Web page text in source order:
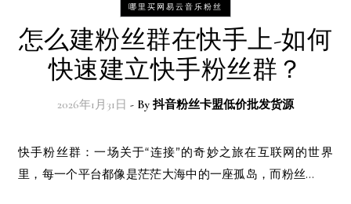
哪里买网易云音乐粉丝
怎么建粉丝群在快手上-如何
快速建立快手粉丝群？
2026年1月31日 - By 抖音粉丝卡盟低价批发货源
快手粉丝群：一场关于“连接”的奇妙之旅在互联网的世界
里，每一个平台都像是茫茫大海中的一座孤岛，而粉丝…